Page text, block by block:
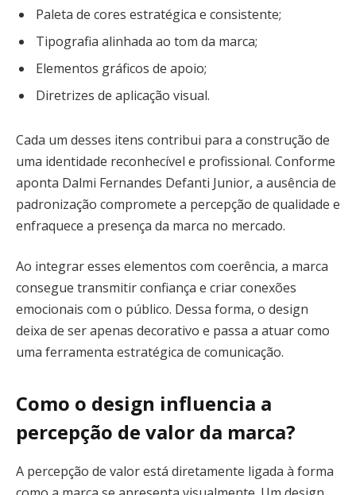
Paleta de cores estratégica e consistente;
Tipografia alinhada ao tom da marca;
Elementos gráficos de apoio;
Diretrizes de aplicação visual.
Cada um desses itens contribui para a construção de
uma identidade reconhecível e profissional. Conforme
aponta Dalmi Fernandes Defanti Junior, a ausência de
padronização compromete a percepção de qualidade e
enfraquece a presença da marca no mercado.
Ao integrar esses elementos com coerência, a marca
consegue transmitir confiança e criar conexões
emocionais com o público. Dessa forma, o design
deixa de ser apenas decorativo e passa a atuar como
uma ferramenta estratégica de comunicação.
Como o design influencia a
percepção de valor da marca?
A percepção de valor está diretamente ligada à forma